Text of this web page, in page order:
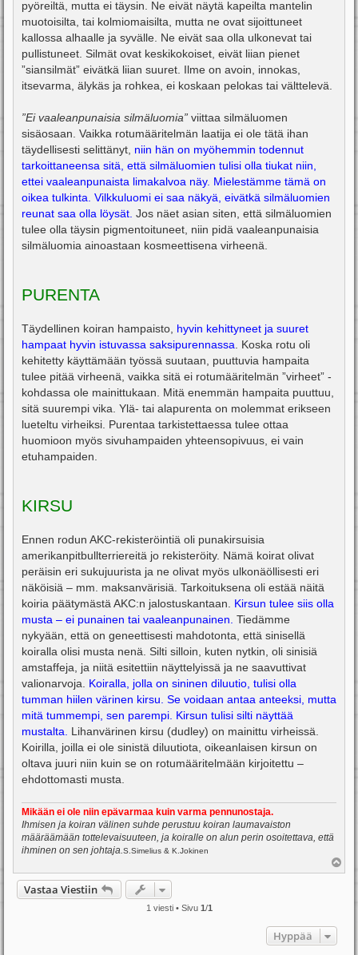
pyöreiltä, mutta ei täysin. Ne eivät näytä kapeilta mantelin
muotoisilta, tai kolmiomaisilta, mutta ne ovat sijoittuneet
kallossa alhaalle ja syvälle. Ne eivät saa olla ulkonevat tai
pullistuneet. Silmät ovat keskikokoiset, eivät liian pienet
”siansilmät” eivätkä liian suuret. Ilme on avoin, innokas,
itsevarma, älykäs ja rohkea, ei koskaan pelokas tai välttelevä.
”Ei vaaleanpunaisia silmäluomia” viittaa silmäluomen
sisäosaan. Vaikka rotumääritelmän laatija ei ole tätä ihan
täydellisesti selittänyt, niin hän on myöhemmin todennut
tarkoittaneensa sitä, että silmäluomien tulisi olla tiukat niin,
ettei vaaleanpunaista limakalvoa näy. Mielestämme tämä on
oikea tulkinta. Vilkkuluomi ei saa näkyä, eivätkä silmäluomien
reunat saa olla löysät. Jos näet asian siten, että silmäluomien
tulee olla täysin pigmentoituneet, niin pidä vaaleanpunaisia
silmäluomia ainoastaan kosmeettisena virheenä.
PURENTA
Täydellinen koiran hampaisto, hyvin kehittyneet ja suuret
hampaat hyvin istuvassa saksipurennassa . Koska rotu oli
kehitetty käyttämään työssä suutaan, puuttuvia hampaita
tulee pitää virheenä, vaikka sitä ei rotumääritelmän ”virheet” -
kohdassa ole mainittukaan. Mitä enemmän hampaita puuttuu,
sitä suurempi vika. Ylä- tai alapurenta on molemmat erikseen
lueteltu virheiksi. Purentaa tarkistettaessa tulee ottaa
huomioon myös sivuhampaiden yhteensopivuus, ei vain
etuhampaiden.
KIRSU
Ennen rodun AKC-rekisteröintiä oli punakirsuisia
amerikanpitbullterriereitä jo rekisteröity. Nämä koirat olivat
peräisin eri sukujuurista ja ne olivat myös ulkonäöllisesti eri
näköisiä – mm. maksanvärisiä. Tarkoituksena oli estää näitä
koiria päätymästä AKC:n jalostuskantaan. Kirsun tulee siis olla
musta – ei punainen tai vaaleanpunainen. Tiedämme
nykyään, että on geneettisesti mahdotonta, että sinisellä
koiralla olisi musta nenä. Silti silloin, kuten nytkin, oli sinisiä
amstaffeja, ja niitä esitettiin näyttelyissä ja ne saavuttivat
valionarvoja. Koiralla, jolla on sininen diluutio, tulisi olla
tumman hiilen värinen kirsu. Se voidaan antaa anteeksi, mutta
mitä tummempi, sen parempi. Kirsun tulisi silti näyttää
mustalta.
Lihanvärinen kirsu (dudley) on mainittu virheissä.
Koirilla, joilla ei ole sinistä diluutiota, oikeanlaisen kirsun on
oltava juuri niin kuin se on rotumääritelmään kirjoitettu –
ehdottomasti musta.
Mikään ei ole niin epävarmaa kuin varma pennunostaja.
Ihmisen ja koiran välinen suhde perustuu koiran laumavaiston
määräämään tottelevaisuuteen, ja koiralle on alun perin osoitettava, että
ihminen on sen johtaja. S.Simelius & K.Jokinen
l
Vastaa Viestiin
1 viesti • Sivu 1/1
Hyppää